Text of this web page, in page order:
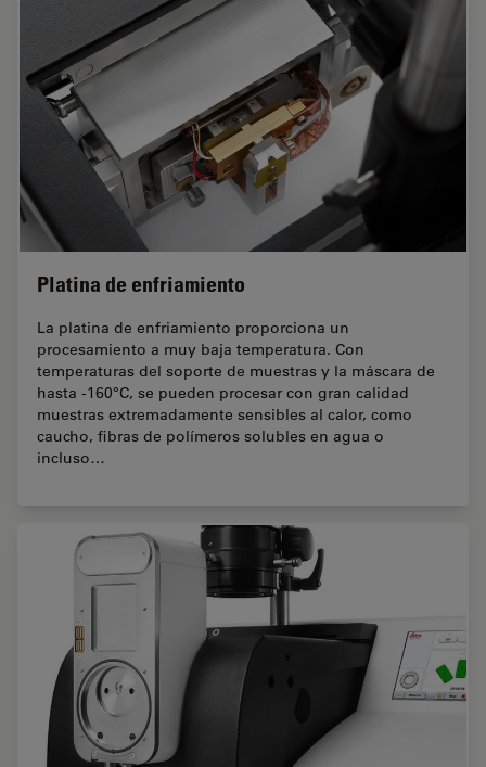
Platina de enfriamiento
La platina de enfriamiento proporciona un
procesamiento a muy baja temperatura. Con
temperaturas del soporte de muestras y la máscara de
hasta -160°C, se pueden procesar con gran calidad
muestras extremadamente sensibles al calor, como
caucho, fibras de polímeros solubles en agua o
incluso…